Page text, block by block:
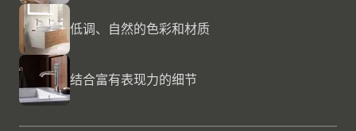
低调、自然的色彩和材质
结合富有表现力的细节